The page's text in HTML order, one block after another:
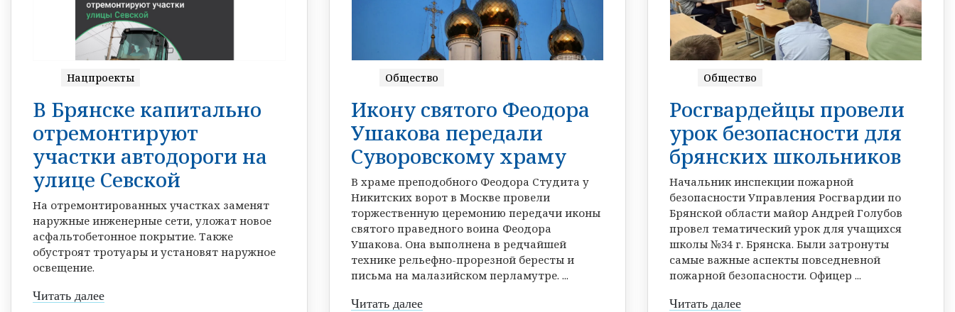
Нацпроекты
В Брянске капитально
отремонтируют
участки автодороги на
улице Севской
На отремонтированных участках заменят
наружные инженерные сети, уложат новое
асфальтобетонное покрытие. Также
обустроят тротуары и установят наружное
освещение.
Читать далее
Общество
Икону святого Феодора
Ушакова передали
Суворовскому храму
В храме преподобного Феодора Студита у
Никитских ворот в Москве провели
торжественную церемонию передачи иконы
святого праведного воина Феодора
Ушакова. Она выполнена в редчайшей
технике рельефно-прорезной бересты и
письма на малазийском перламутре. ...
Читать далее
Общество
Росгвардейцы провели
урок безопасности для
брянских школьников
Начальник инспекции пожарной
безопасности Управления Росгвардии по
Брянской области майор Андрей Голубов
провел тематический урок для учащихся
школы №34 г. Брянска. Были затронуты
самые важные аспекты повседневной
пожарной безопасности. Офицер ...
Читать далее